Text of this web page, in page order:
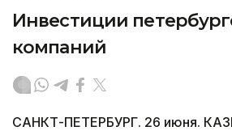
Инвестиции
компаний
САНКТ-ПЕТЕРБУРГ. 26 июня.